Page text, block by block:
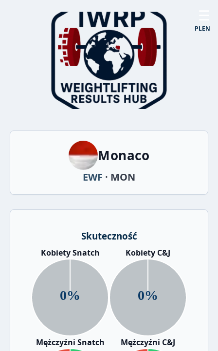
PLEN
Monaco
EWF · MON
Skuteczność
Kobiety Snatch Kobiety C&J
Mężczyźni Snatch Mężczyźni C&J